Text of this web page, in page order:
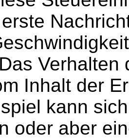
Verhalten
Inhalt der
kann
oder aber